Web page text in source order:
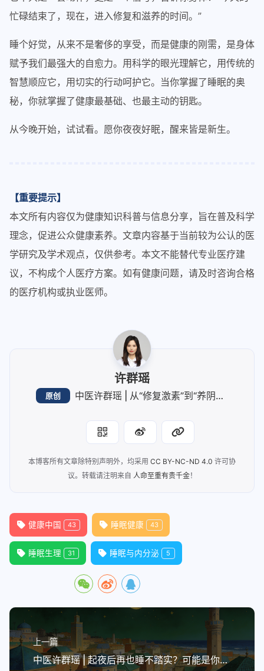
忙碌结束了，现在，进入修复和滋养的时间。”
睡个好觉，从来不是奢侈的享受，而是健康的刚需，是身体
赋予我们最强大的自愈力。用科学的眼光理解它，用传统的
智慧顺应它，用切实的行动呵护它。当你掌握了睡眠的奥
秘，你就掌握了健康最基础、也最主动的钥匙。
从今晚开始，试试看。愿你夜夜好眠，醒来皆是新生。
【重要提示】
本文所有内容仅为健康知识科普与信息分享，旨在普及科学
理念，促进公众健康素养。文章内容基于当前较为公认的医
学研究及学术观点，仅供参考。本文不能替代专业医疗建
议，不构成个人医疗方案。如有健康问题，请及时咨询合格
的医疗机构或执业医师。
许群瑶
原创 中医许群瑶 | 从“修复激素”到“养阴藏精”：优质睡眠的中西医融合之道
本博客所有文章除特别声明外，均采用 CC BY-NC-ND 4.0 许可协
议。转载请注明来自 人命至重有贵千金！
健康中国 43 睡眠健康 43
睡眠生理 31 睡眠与内分泌 5
上一篇
中医许群瑶 | 起夜后再也睡不踏实？可能是你身体的“夜间调度员”在抗议